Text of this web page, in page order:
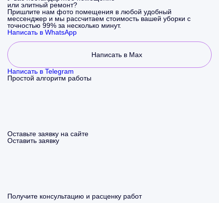
или элитный ремонт?
Пришлите нам фото помещения в любой удобный
мессенджер и мы рассчитаем стоимость вашей уборки с
точностью 99% за несколько минут.
Написать в WhatsApp
Написать в Max
Написать в Telegram
Простой алгоритм работы
Оставьте заявку на сайте
Оставить заявку
Получите консультацию и расценку работ